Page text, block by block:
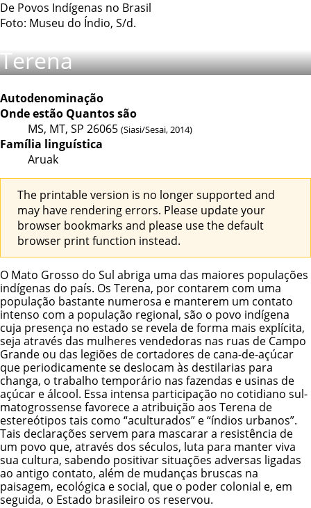
De Povos Indígenas no Brasil
Foto: Museu do Índio, S/d.
Terena
Autodenominação
Onde estão Quantos são
MS, MT, SP 26065 (Siasi/Sesai, 2014)
Família linguística
Aruak
The printable version is no longer supported and
may have rendering errors. Please update your
browser bookmarks and please use the default
browser print function instead.
O Mato Grosso do Sul abriga uma das maiores populações
indígenas do país. Os Terena, por contarem com uma
população bastante numerosa e manterem um contato
intenso com a população regional, são o povo indígena
cuja presença no estado se revela de forma mais explícita,
seja através das mulheres vendedoras nas ruas de Campo
Grande ou das legiões de cortadores de cana-de-açúcar
que periodicamente se deslocam às destilarias para
changa, o trabalho temporário nas fazendas e usinas de
açúcar e álcool. Essa intensa participação no cotidiano sul-
matogrossense favorece a atribuição aos Terena de
estereótipos tais como “aculturados” e “índios urbanos”.
Tais declarações servem para mascarar a resistência de
um povo que, através dos séculos, luta para manter viva
sua cultura, sabendo positivar situações adversas ligadas
ao antigo contato, além de mudanças bruscas na
paisagem, ecológica e social, que o poder colonial e, em
seguida, o Estado brasileiro os reservou.